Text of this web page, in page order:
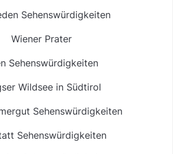
Sehenswürdigkeiten
Wiener Prater
Sehenswürdigkeiten
Wildsee in Südtirol
Sehenswürdigkeiten
Sehenswürdigkeiten